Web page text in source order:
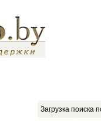
Загрузка поиска